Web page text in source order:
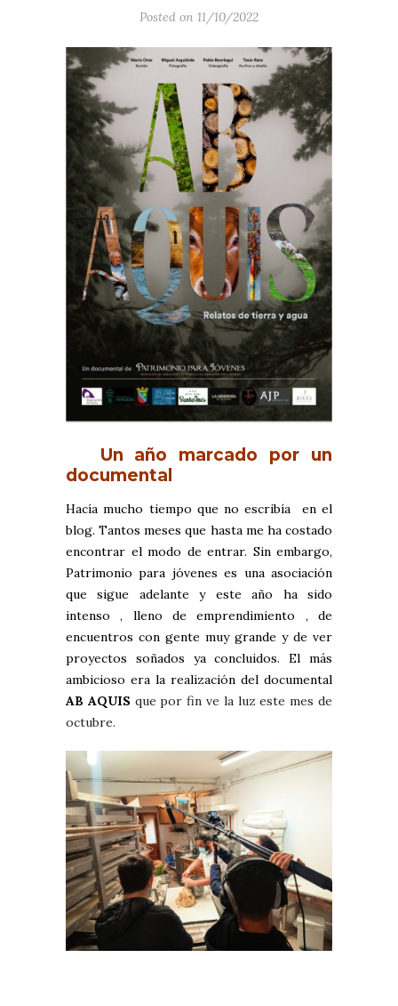
Posted on 11/10/2022
Un año marcado por un
documental
Hacía mucho tiempo que no escribía en el
blog. Tantos meses que hasta me ha costado
encontrar el modo de entrar. Sin embargo,
Patrimonio para jóvenes es una asociación
que sigue adelante y este año ha sido
intenso , lleno de emprendimiento , de
encuentros con gente muy grande y de ver
proyectos soñados ya concluidos. El más
ambicioso era la realización del documental
AB AQUIS que por fin ve la luz este mes de
octubre.